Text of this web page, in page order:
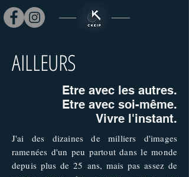
AILLEURS
Etre avec les autres.
Etre avec soi-même.
Vivre l'instant.
J'ai des dizaines de milliers d'images
ramenées d'un peu partout dans le monde
depuis plus de 25 ans, mais pas assez de